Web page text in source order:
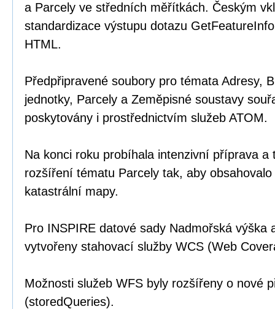
a Parcely ve středních měřítkách. Českým
standardizace výstupu dotazu
HTML.
Předpřipravené soubory pro témata Adresy,
jednotky, Parcely a Zeměpisné soustavy
poskytovány i prostřednictvím služeb ATOM.
Na konci roku probíhala intenzivní příprava a
rozšíření tématu Parcely tak, aby
katastrální mapy.
Pro INSPIRE datové sady Nadmořská výška
vytvořeny stahovací služby WCS (Web
Možnosti služeb WFS byly rozšířeny o nové
(storedQueries).